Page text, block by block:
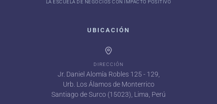
LA ESCUELA DE NEGOCIOS CON IMPACTO POSITIVO
UBICACIÓN
DIRECCIÓN
Jr. Daniel Alomía Robles 125 - 129,
Urb. Los Álamos de Monterrico
Santiago de Surco (15023), Lima, Perú